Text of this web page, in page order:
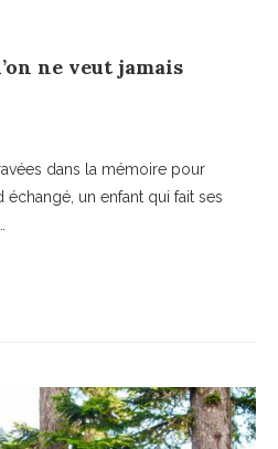
ne veut jamais
dans la mémoire pour
un enfant qui fait ses